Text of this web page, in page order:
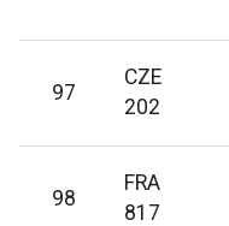
97
CZE
202
98
FRA
817